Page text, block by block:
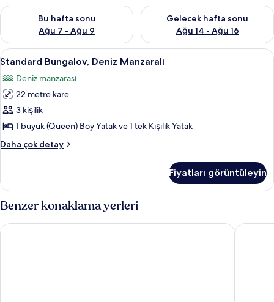
Bu hafta sonu
Ağu 7 - Ağu 9
Bu hafta sonu için müsaitliği kontrol et Ağu 7 - Ağu 9
Gelecek hafta sonu
Ağu 14 - Ağu 16
Önümüzdeki hafta sonu için
Standard
Bungalov,
Deniz
Manzaralı
için
tüm
fotoğrafları
görün
Standard Bungalov, Deniz Manzaralı |
9
Standard Bungalov, Deniz Manzaralı
Deniz manzarası
22 metre kare
3 kişilik
1 büyük (Queen) Boy Yatak ve 1 tek Kişilik Yatak
Daha çok detay
Standard
hakkında
daha
fazla
detay
Fiyatları görüntüleyin
Benzer konaklama yerleri
Hotel Kia Ora Resort & Spa Aotera